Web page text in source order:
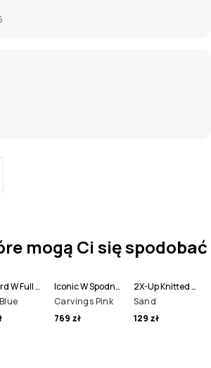
mogą Ci się spodobać
Blizzard W Full Zip Kurtka Snowboardowa Kobiety
Iconic W Spodnie Snowboardowe Kobiety
Carvings Pink
769 zł
2X-Up Knitted Ochraniacze na Twarz
Sand
129 zł